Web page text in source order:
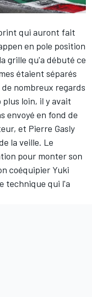
qui auront fait
en pole position
grille qu'a débuté ce
étaient séparés
nombreux regards
loin, il y avait
envoyé en fond de
et Pierre Gasly
la veille. Le
pour monter son
coéquipier Yuki
technique qui l'a